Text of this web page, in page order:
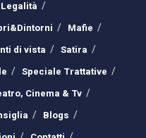
Legalità
Mafie
di vista
Satira
Speciale Trattative
Cinema & Tv
Blogs